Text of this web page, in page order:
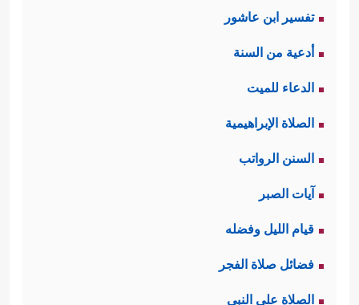
تفسير ابن عاشور
أدعية من السنة
الدعاء للميت
الصلاة الإبراهيمية
السنن الرواتب
آيات الصبر
قيام الليل وفضله
فضائل صلاة الفجر
الصلاة على النبي